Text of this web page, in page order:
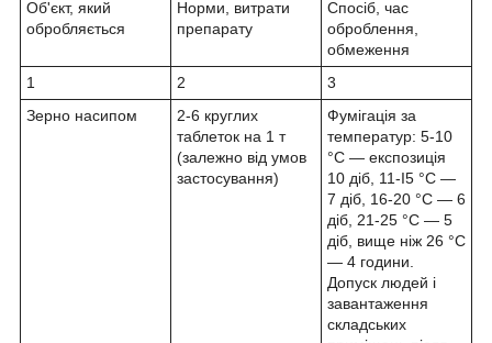
Об'єкт, який
обробляється
Норми, витрати
препарату
Спосіб, час
оброблення,
обмеження
1
2
3
Зерно насипом
2-6 круглих
таблеток на 1 т
(залежно від умов
застосування)
Фумігація за
температур: 5-10
°C — експозиція
10 діб, 11-І5 °C —
7 діб, 16-20 °C — 6
діб, 21-25 °C — 5
діб, вище ніж 26 °C
— 4 години.
Допуск людей і
завантаження
складських